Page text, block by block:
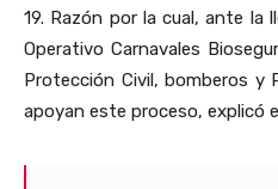
19. Razón por la cual, ante la
Operativo Carnavales
Protección Civil, bomberos y
apoyan este proceso, explicó